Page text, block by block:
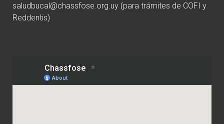
saludbucal@chassfose.org.uy(para trámites de COFI y
Reddentis)